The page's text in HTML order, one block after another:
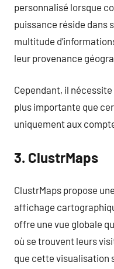
personnalisé lorsque
puissance réside dans
multitude
leur provenance
Cependant, il
plus importante que
uniquement aux
3. ClustrMaps
ClustrMaps propose
affichage
offre une vue globale
où se trouvent leurs
que cette visualisation